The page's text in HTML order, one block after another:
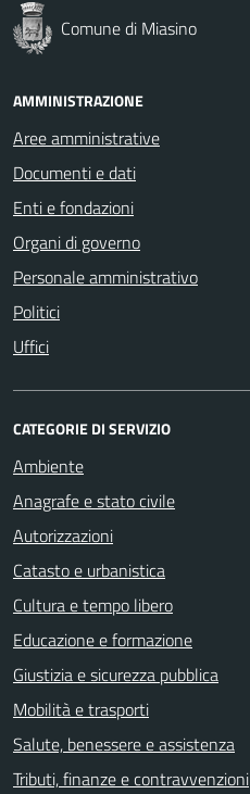
Comune di Miasino
AMMINISTRAZIONE
Aree amministrative
Documenti e dati
Enti e fondazioni
Organi di governo
Personale amministrativo
Politici
Uffici
CATEGORIE DI SERVIZIO
Ambiente
Anagrafe e stato civile
Autorizzazioni
Catasto e urbanistica
Cultura e tempo libero
Educazione e formazione
Giustizia e sicurezza pubblica
Mobilità e trasporti
Salute, benessere e assistenza
Tributi, finanze e contravvenzioni